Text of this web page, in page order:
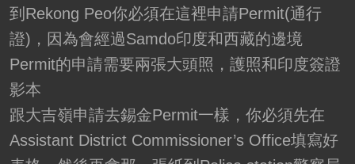
到Rekong Peo你必須在這裡申請Permit(通行
證)，因為會經過Samdo印度和西藏的邊境
Permit的申請需要兩張大頭照，護照和印度簽證
影本
跟大吉嶺申請去錫金Permit一樣，你必須先在
Assistant District Commissioner’s Office填寫好